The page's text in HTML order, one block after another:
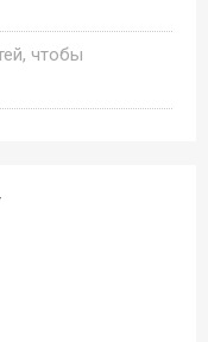
чтобы